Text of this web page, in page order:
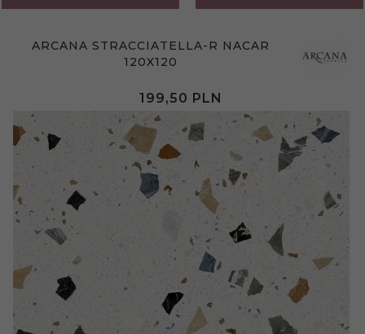
ARCANA STRACCIATELLA-R NACAR
120X120
199,50 PLN